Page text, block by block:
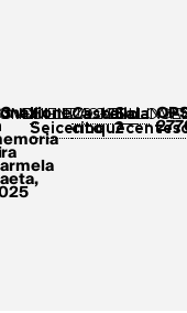
COLLEZIONE
Il
Seicento
LUOGO
Castello
Sala
2